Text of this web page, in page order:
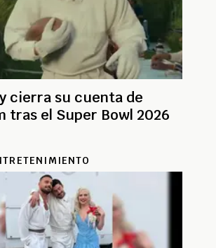
cierra su cuenta de
tras el Super Bowl 2026